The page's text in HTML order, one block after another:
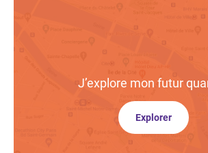
J’explore mon futur
Explorer